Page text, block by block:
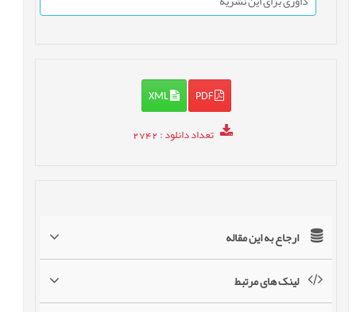
PDF
XML
تعداد دانلود: 2742
ارجاع به این مقاله
لینک های مرتبط